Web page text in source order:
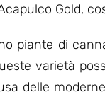
Gold,
piante di
varietà
delle